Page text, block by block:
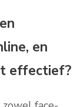
en
effectief?